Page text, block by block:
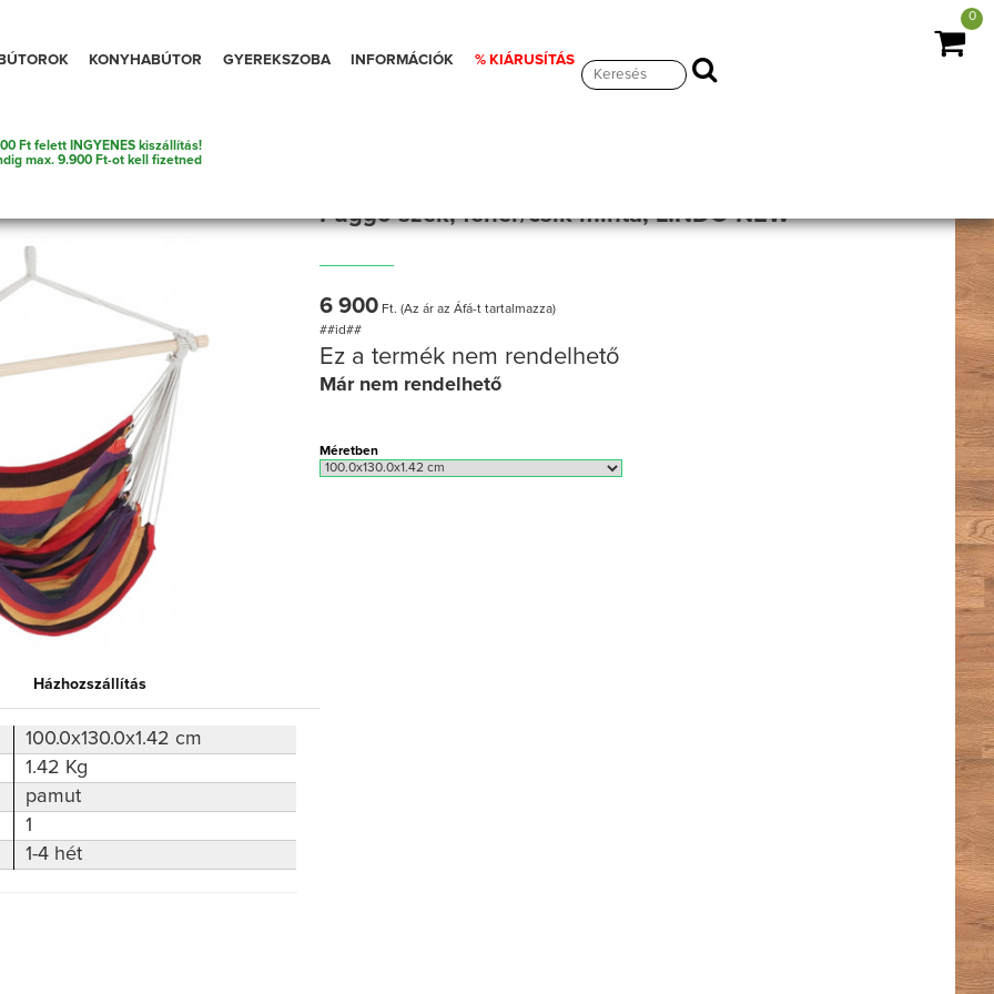
KONYHABÚTOR GYEREKSZOBA INFORMÁCIÓK % KIÁRUSÍTÁS
Ft felett INGYENES kiszállítás!
max. 9.900 Ft-ot kell fizetned
0
Házhozszállítás
100.0x130.0x1.42 cm
1.42 Kg
pamut
1
1-4 hét
Függő szék, fehér/csík minta, LINDO NEW
6 900Ft. (Az ár az Áfá-t tartalmazza)
##id##
Ez a termék nem rendelhető
Már nem rendelhető
Méretben